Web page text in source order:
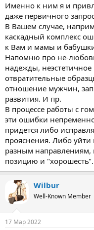
Именно к ним я и
даже первичного
В Вашем случае,
каскадный комплекс
к Вам и мамы и
Напомню про не-
надежды,
отвратительные
отношение мужчин,
развития. И пр.
В процессе работы с
эти ошибки
придется либо
прояснения. Либо
разным направлениям,
позицию и "хорошесть".
Wilbur
Well-Known Member
17 Мар 2022